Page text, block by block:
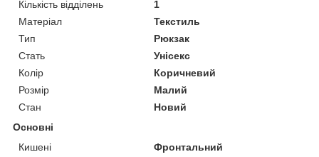
Кількість відділень
1
Матеріал
Текстиль
Тип
Рюкзак
Стать
Унісекс
Колір
Коричневий
Розмір
Малий
Стан
Новий
Основні
Кишені
Фронтальний